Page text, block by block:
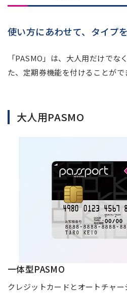
使い方にあわせて、タイプを
「PASMO」は、大人用だけでな
た、定期券機能を付けることがで
大人用PASMO
一体型PASMO
クレジットカードとオートチャ